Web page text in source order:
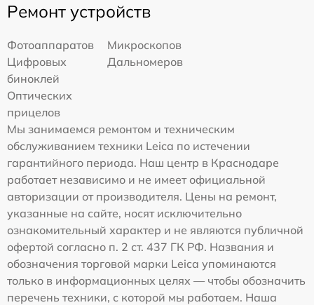
Ремонт устройств
Фотоаппаратов
Микроскопов
Цифровых
биноклей
Дальномеров
Оптических
прицелов
Мы занимаемся ремонтом и техническим
обслуживанием техники Leica по истечении
гарантийного периода. Наш центр в Краснодаре
работает независимо и не имеет официальной
авторизации от производителя. Цены на ремонт,
указанные на сайте, носят исключительно
ознакомительный характер и не являются публичной
офертой согласно п. 2 ст. 437 ГК РФ. Названия и
обозначения торговой марки Leica упоминаются
только в информационных целях — чтобы обозначить
перечень техники, с которой мы работаем. Наша